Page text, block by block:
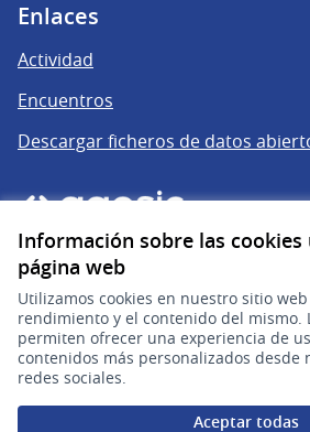
Información sobre las cookies
página web
Utilizamos cookies en nuestro sitio
rendimiento y el contenido del mismo.
permiten ofrecer una experiencia de
contenidos más personalizados desde
redes sociales.
Aceptar todas
Enlaces
Actividad
Encuentros
Descargar ficheros de datos
gub.uy
(Enlace
Sitio oficial de la República